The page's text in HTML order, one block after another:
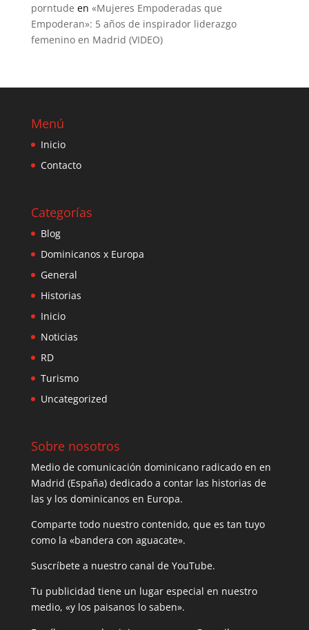
porntude en «Mujeres Empoderadas que
Empoderan»: 5 años de inspirador liderazgo
femenino en Madrid (VIDEO)
Menú
Inicio
Contacto
Categorías
Blog
Dominicanos x Europa
General
Historias
Inicio
Noticias
RD
Turismo
Uncategorized
Sobre nosotros
Medio de comunicación dominicano radicado en en
Madrid (España) dedicado a contar las historias de
las y los dominicanos en Europa.
Comparte todo nuestro contenido, que es tan tuyo
como la «bandera con aguacate».
Suscríbete a nuestro canal de YouTube.
Tu publicidad tiene un lugar especial en nuestro
medio, «y los paisanos lo saben».